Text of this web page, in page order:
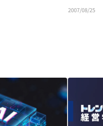
2007/08/25